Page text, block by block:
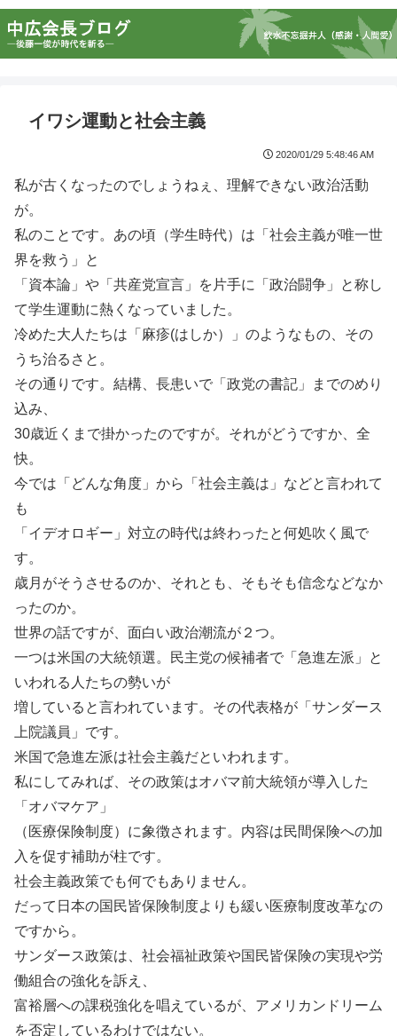
イワシ運動と社会主義
2020/01/29 5:48:46 AM
私が古くなったのでしょうねぇ、理解できない政治活動
が。
私のことです。あの頃（学生時代）は「社会主義が唯一世
界を救う」と
「資本論」や「共産党宣言」を片手に「政治闘争」と称し
て学生運動に熱くなっていました。
冷めた大人たちは「麻疹(はしか）」のようなもの、その
うち治るさと。
その通りです。結構、長患いで「政党の書記」までのめり
込み、
30歳近くまで掛かったのですが。それがどうですか、全
快。
今では「どんな角度」から「社会主義は」などと言われて
も
「イデオロギー」対立の時代は終わったと何処吹く風で
す。
歳月がそうさせるのか、それとも、そもそも信念などなか
ったのか。
世界の話ですが、面白い政治潮流が２つ。
一つは米国の大統領選。民主党の候補者で「急進左派」と
いわれる人たちの勢いが
増していると言われています。その代表格が「サンダース
上院議員」です。
米国で急進左派は社会主義だといわれます。
私にしてみれば、その政策はオバマ前大統領が導入した
「オバマケア」
（医療保険制度）に象徴されます。内容は民間保険への加
入を促す補助が柱です。
社会主義政策でも何でもありません。
だって日本の国民皆保険制度よりも緩い医療制度改革なの
ですから。
サンダース政策は、社会福祉政策や国民皆保険の実現や労
働組合の強化を訴え、
富裕層への課税強化を唱えているが、アメリカンドリーム
を否定しているわけではない。